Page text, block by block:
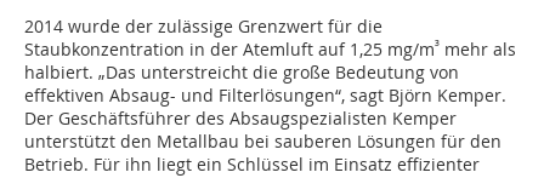
2014 wurde der zulässige Grenzwert für die
Staubkonzentration in der Atemluft auf 1,25 mg/m³ mehr als
halbiert. „Das unterstreicht die große Bedeutung von
effektiven Absaug- und Filterlösungen“, sagt Björn Kemper.
Der Geschäftsführer des Absaugspezialisten Kemper
unterstützt den Metallbau bei sauberen Lösungen für den
Betrieb. Für ihn liegt ein Schlüssel im Einsatz effizienter